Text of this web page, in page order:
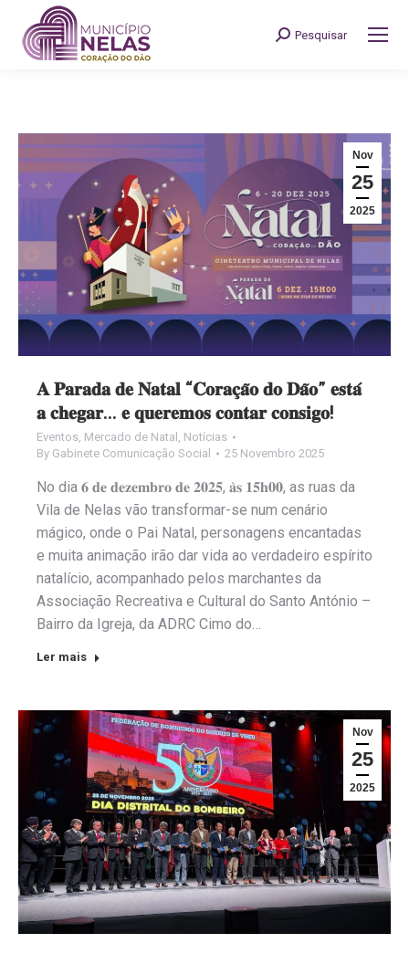
Search:
Pesquisar
Nov
25
2025
𝐀 𝐏𝐚𝐫𝐚𝐝𝐚 𝐝𝐞 𝐍𝐚𝐭𝐚𝐥 “𝐂𝐨𝐫𝐚𝐜̧𝐚̃𝐨 𝐝𝐨 𝐃𝐚̃𝐨” 𝐞𝐬𝐭𝐚́
𝐚 𝐜𝐡𝐞𝐠𝐚𝐫… 𝐞 𝐪𝐮𝐞𝐫𝐞𝐦𝐨𝐬 𝐜𝐨𝐧𝐭𝐚𝐫 𝐜𝐨𝐧𝐬𝐢𝐠𝐨!
Eventos, Mercado de Natal , Notícias
By Gabinete Comunicação Social 25 Novembro 2025
No dia 𝟔 𝐝𝐞 𝐝𝐞𝐳𝐞𝐦𝐛𝐫𝐨 𝐝𝐞 𝟐𝟎𝟐𝟓, 𝐚̀𝐬 𝟏𝟓𝐡𝟎𝟎, as ruas da
Vila de Nelas vão transformar-se num cenário
mágico, onde o Pai Natal, personagens encantadas
e muita animação irão dar vida ao verdadeiro espírito
natalício, acompanhado pelos marchantes da
Associação Recreativa e Cultural do Santo António –
Bairro da Igreja, da ADRC Cimo do…
Ler mais
Nov
25
2025